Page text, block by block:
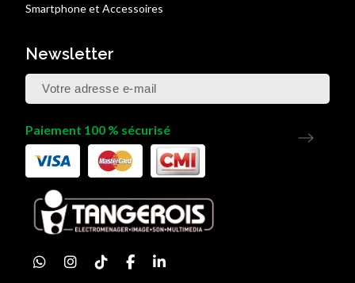
Smartphone et Accessoires
Newsletter
Paiement 100 % sécurisé